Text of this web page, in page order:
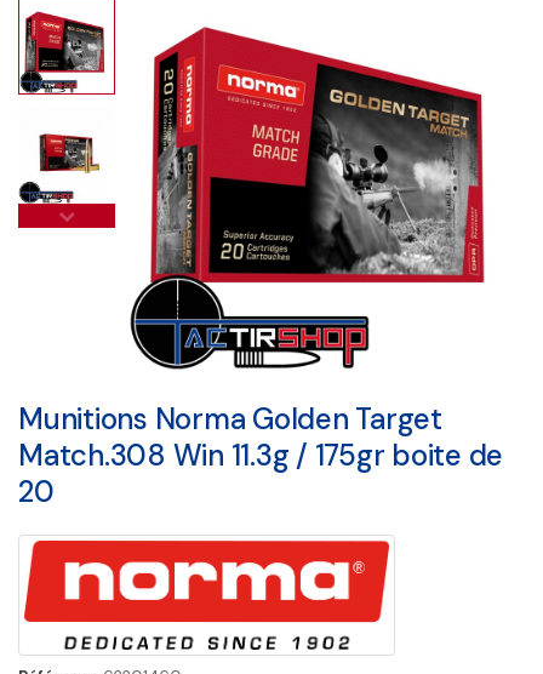
Munitions Norma Golden Target
Match.308 Win 11.3g / 175gr boite de
20